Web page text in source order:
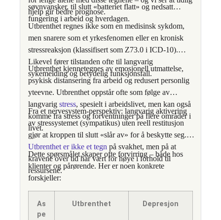
hjelp gir bedre prognose.
søvnvansker, til slutt «batteriet flatt» og nedsatt
fungering i arbeid og hverdagen.
Utbrenthet regnes ikke som en medisinsk sykdom,
men snarere som et yrkesfenomen eller en kronisk
stressreaksjon (klassifisert som Z73.0 i ICD-10).
Likevel fører tilstanden ofte til langvarig
sykemelding og betydelig funksjonsfall.
Utbrenthet kjennetegnes av emosjonell utmattelse,
psykisk distansering fra arbeid og redusert personlig
yteevne. Utbrenthet oppstår ofte som følge av
langvarig stress, spesielt i arbeidslivet, men kan også
komme fra stress og forventninger på flere områder i
livet.
Fra et nervesystem-perspektiv: langvarig aktivering
av stressystemet (sympatikus) uten reell restitusjon
gjør at kroppen til slutt «slår av» for å beskytte seg.
Utbrenthet er ikke et tegn på svakhet, men på at
kravene over tid har vært for høye i forhold til
ressursene.
Dette spørsmålet skaper ofte forvirring – både hos
klienter og pårørende. Her er noen konkrete
forskjeller:
As
pe
Utbrenthet Depresjon